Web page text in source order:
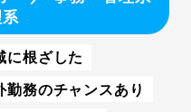
に根ざした
勤務のチャンスあり